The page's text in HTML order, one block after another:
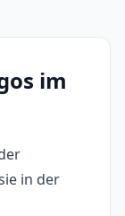
im
in der